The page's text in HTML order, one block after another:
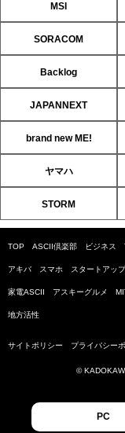
MSI
SORACOM
Backlog
JAPANNEXT
brand new ME!
ヤマハ
STORM
TOP ASCII倶楽部 ビジネス
アキバ スマホ スタートアップ
家電ASCII アスキーグルメ
地方活性
サイトポリシー プライバシー
©
PC